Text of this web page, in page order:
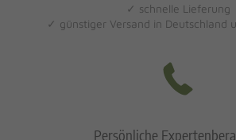
✓ schnelle Lieferung
✓ günstiger Versand in Deutschland
Persönliche